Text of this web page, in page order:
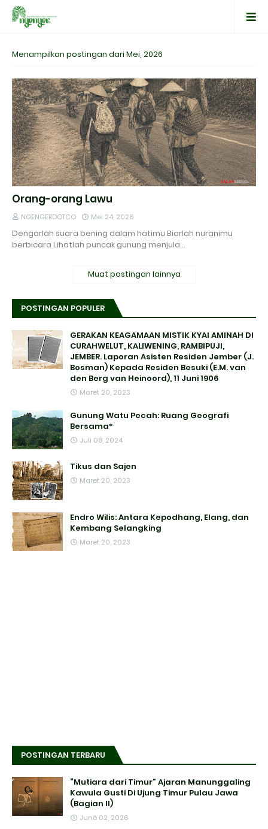
Menampilkan postingan dari Mei, 2026
Orang-orang Lawu
NGENGERDOTCO Mei 24, 2026
Dengarlah suara bening dalam hatimu Biarlah nuranimu
berbicara Lihatlah puncak gunung menjula…
Muat postingan lainnya
POSTINGAN POPULER
GERAKAN KEAGAMAAN MISTIK KYAI AMINAH DI
CURAHWELUT, KALIWENING, RAMBIPUJI,
JEMBER. Laporan Asisten Residen Jember (J.
Bosman) Kepada Residen Besuki (E.M. van
den Berg van Heinoord), 11 Juni 1906
Maret 20, 2023
Gunung Watu Pecah: Ruang Geografi
Bersama*
Juli 08, 2024
Tikus dan Sajen
Maret 20, 2023
Endro Wilis: Antara Kepodhang, Elang, dan
Kembang Selangking
Maret 20, 2023
POSTINGAN TERBARU
“Mutiara dari Timur” Ajaran Manunggaling
Kawula Gusti Di Ujung Timur Pulau Jawa
(Bagian II)
June 02, 2026